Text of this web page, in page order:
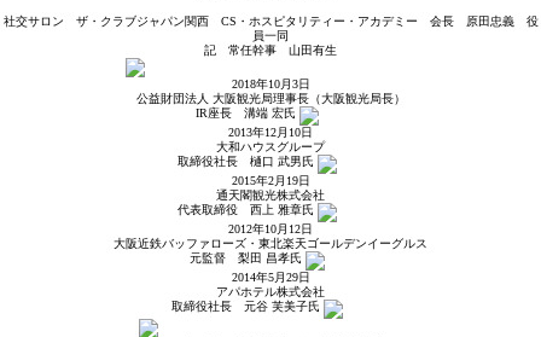
社交サロン ザ・クラブジャパン関西 CS・ホスピタリティー・アカデミー 会長 原田忠義 役
員一同
記 常任幹事 山田有生
2018年10月3日
公益財団法人 大阪観光局理事長（大阪観光局長）
IR座長 溝端 宏氏
2013年12月10日
大和ハウスグループ
取締役社長 樋口 武男氏
2015年2月19日
通天閣観光株式会社
代表取締役 西上 雅章氏
2012年10月12日
大阪近鉄バッファローズ・東北楽天ゴールデンイーグルス
元監督 梨田 昌孝氏
2014年5月29日
アパホテル株式会社
取締役社長 元谷 芙美子氏